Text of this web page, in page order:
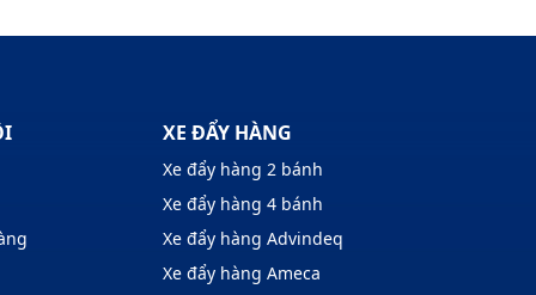
XE ĐẨY HÀNG
Xe đẩy hàng 2 bánh
Xe đẩy hàng 4 bánh
Xe đẩy hàng Advindeq
Xe đẩy hàng Ameca